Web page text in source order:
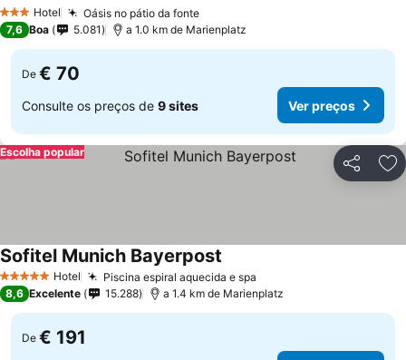
3 EstrelasHotel Oásis no pátio da fonte
7,6 Boa 5.081 a 1.0 km de Marienplatz
De € 70
Consulte os preços de 9 sites Ver preços
Partilhar
Escolha popular
5 Estrelas Hotel Piscina espiral aquecida e spa
Sofitel Munich Bayerpost
8,6 Excelente 15.288 a 1.4 km de Marienplatz
De € 191